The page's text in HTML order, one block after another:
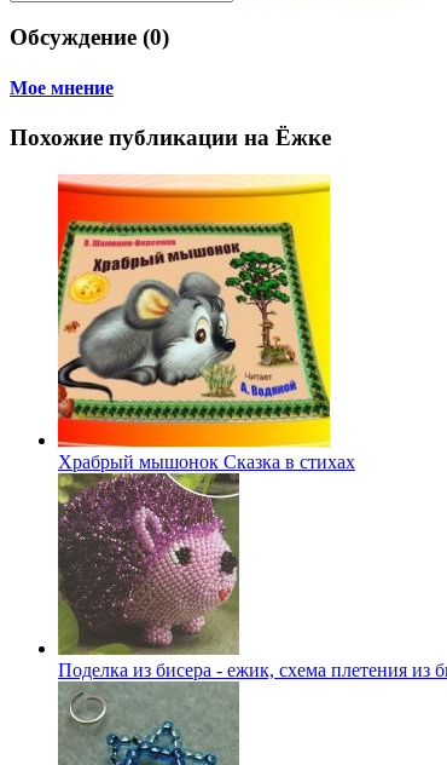
Обсуждение (0)
Мое мнение
Похожие публикации на Ёжке
Храбрый мышонок Сказка в стихах
Поделка из бисера - ежик, схема плетения из